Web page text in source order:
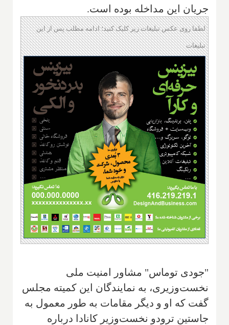
جریان این مداخله بوده است.
لطفا روی عکس تبلیغات زیر کلیک کنید؛ ادامه مطلب پس از این
تبلیغات
"جودی توماس" مشاور امنیت ملی
نخست‌وزیری، به نمایندگان این کمیته مجلس
گفت که او و دیگر مقامات به طور معمول به
جاستین ترودو نخست‌وزیر کانادا درباره